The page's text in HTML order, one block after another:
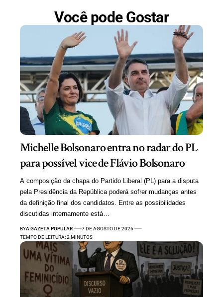
Você pode Gostar
Michelle Bolsonaro entra no radar do PL
para possível vice de Flávio Bolsonaro
A composição da chapa do Partido Liberal (PL) para a disputa
pela Presidência da República poderá sofrer mudanças antes
da definição final dos candidatos. Entre as possibilidades
discutidas internamente está…
BYA GAZETA POPULAR
7 DE AGOSTO DE 2026
TEMPO DE LEITURA: 2 MINUTOS